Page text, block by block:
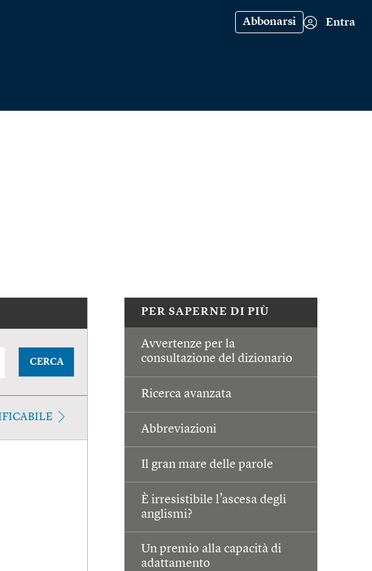
Abbonarsi Entra
PER SAPERNE DI PIÙ
Avvertenze per la
consultazione del dizionario
Ricerca avanzata
Abbreviazioni
Il gran mare delle parole
È irresistibile l’ascesa degli
anglismi?
Un premio alla capacità di
adattamento
CERCA